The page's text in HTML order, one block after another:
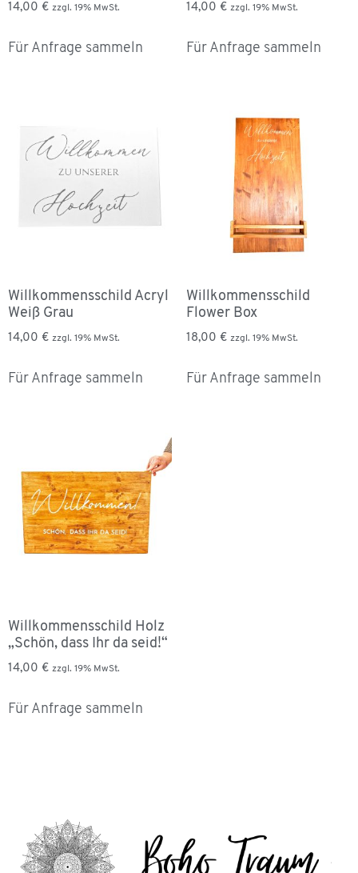
14,00 € zzgl. 19% MwSt.
Für Anfrage sammeln
14,00 € zzgl. 19% MwSt.
Für Anfrage sammeln
Willkommensschild Acryl
Weiß Grau
14,00 € zzgl. 19% MwSt.
Für Anfrage sammeln
Willkommensschild
Flower Box
18,00 € zzgl. 19% MwSt.
Für Anfrage sammeln
Willkommensschild Holz
„Schön, dass Ihr da seid!“
14,00 € zzgl. 19% MwSt.
Für Anfrage sammeln